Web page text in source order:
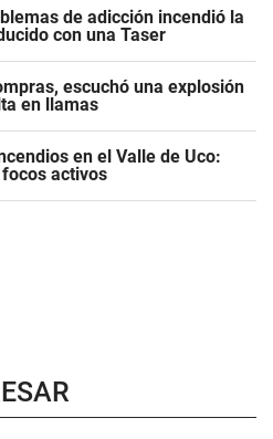
de adicción incendió la
con una Taser
escuchó una explosión
en llamas
en el Valle de Uco:
activos